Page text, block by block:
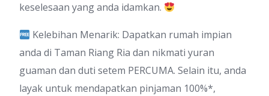
keselesaan yang anda idamkan.
Kelebihan Menarik: Dapatkan rumah impian
anda di Taman Riang Ria dan nikmati yuran
guaman dan duti setem PERCUMA. Selain itu, anda
layak untuk mendapatkan pinjaman 100%*,